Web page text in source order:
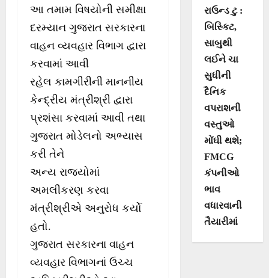
આ તમામ વિષયોની સમીક્ષા
દરમ્યાન ગુજરાત સરકારના
વાહન વ્યવહાર વિભાગ દ્વારા
કરવામાં આવી
રહેલ કામગીરીની માનનીય
કેન્દ્રીય મંત્રીશ્રી દ્વારા
પ્રશંસા કરવામાં આવી તથા
ગુજરાત મોડેલનો અભ્યાસ
કરી તેને
અન્ય રાજ્યોમાં
અમલીકરણ કરવા
મંત્રીશ્રીએ અનુરોધ કર્યો
હતો.
ગુજરાત સરકારના વાહન
વ્યવહાર વિભાગનાં ઉચ્ચ
રાઉન્ડ ટુ :
બિસ્કિટ,
સાબુથી
લઈને ચા
સુધીની
દૈનિક
વપરાશની
વસ્તુઓ
મોંઘી થશે;
FMCG
કંપનીઓ
ભાવ
વધારવાની
તૈયારીમાં